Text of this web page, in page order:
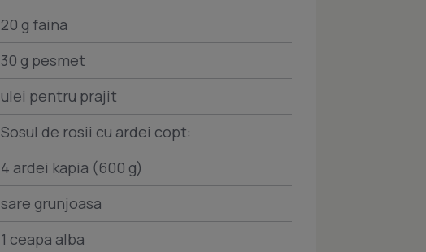
20 g faina
30 g pesmet
ulei pentru prajit
Sosul de rosii cu ardei copt:
4 ardei kapia (600 g)
sare grunjoasa
1 ceapa alba